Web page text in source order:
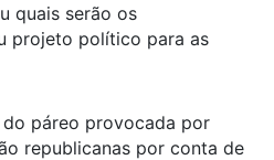
quais serão os
projeto político para as
páreo provocada por
republicanas por conta de